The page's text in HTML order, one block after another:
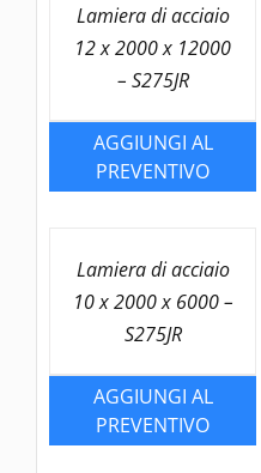
Lamiera di acciaio
12 x 2000 x 12000
– S275JR
AGGIUNGI AL
PREVENTIVO
Lamiera di acciaio
10 x 2000 x 6000 –
S275JR
AGGIUNGI AL
PREVENTIVO